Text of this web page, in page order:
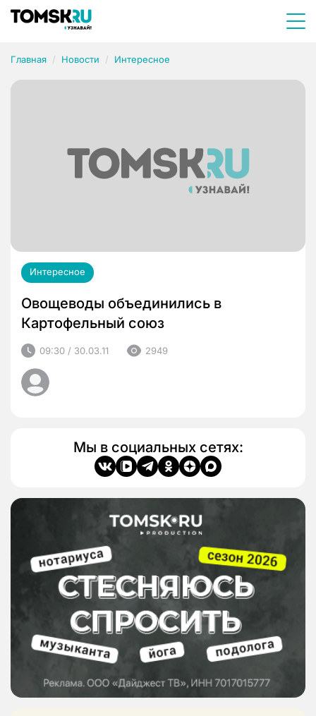
Главная Новости Интересное
Интересное
Овощеводы объединились в
Картофельный союз
09:30 / 30.03.11 2949
Мы в социальных сетях: